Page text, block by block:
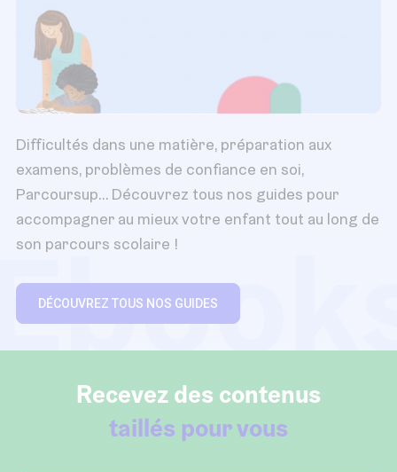
Difficultés dans une matière, préparation aux
examens, problèmes de confiance en soi,
Parcoursup… Découvrez tous nos guides pour
accompagner au mieux votre enfant tout au long de
son parcours scolaire !
DÉCOUVREZ TOUS NOS GUIDES
Recevez des contenus
taillés pour vous